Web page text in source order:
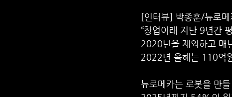
[인터뷰] 박종훈/뉴로
“창업이래 지난 9년간
2020년을 제외하고 매
2022년 올해는 110억
뉴로메카는 로봇을 만